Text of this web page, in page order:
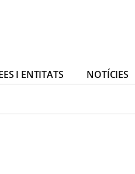
I ENTITATS
NOTÍCIES